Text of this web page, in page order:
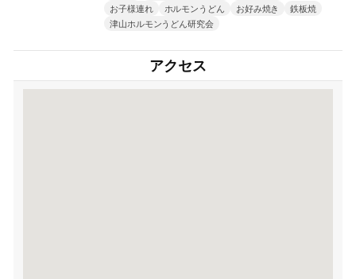
お子様連れ
ホルモンうどん お好み焼き
鉄板焼
津山ホルモンうどん研究会
アクセス